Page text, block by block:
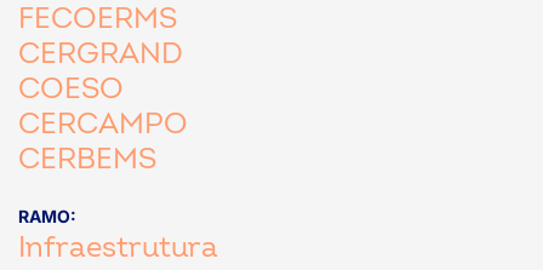
FECOERMS
CERGRAND
COESO
CERCAMPO
CERBEMS
RAMO:
Infraestrutura